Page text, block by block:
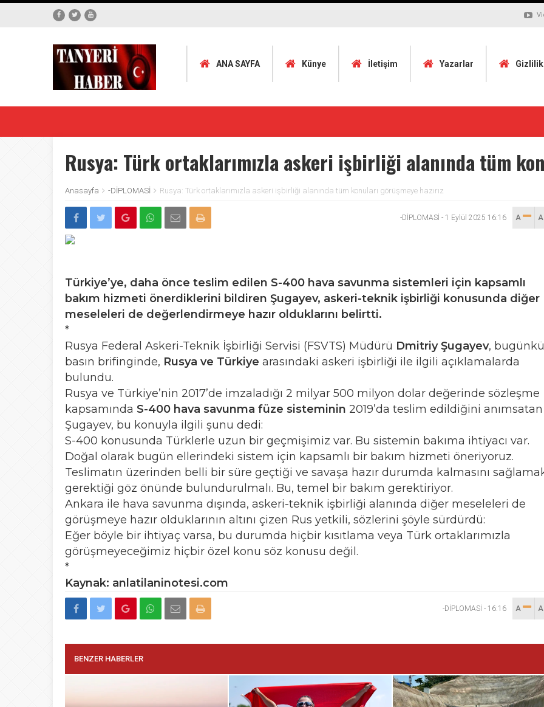
ANA SAYFA Künye İletişim Yazarlar
Rusya: Türk ortaklarımızla askeri işbirliği alanında tüm
Anasayfa -DİPLOMASİ Rusya: Türk ortaklarımızla askeri işbirliği alanında tüm konuları görüşmeye hazırız
-DİPLOMASİ - 1 Eylül 2025 16:16 A
Türkiye’ye, daha önce teslim edilen S-400 hava savunma sistemleri için kapsamlı
bakım hizmeti önerdiklerini bildiren Şugayev, askeri-teknik işbirliği konusunda diğer
meseleleri de değerlendirmeye hazır olduklarını belirtti.
*
Rusya Federal Askeri-Teknik İşbirliği Servisi (FSVTS) Müdürü Dmitriy Şugayev, bugünkü
basın brifinginde, Rusya ve Türkiye arasındaki askeri işbirliği ile ilgili açıklamalarda
bulundu.
Rusya ve Türkiye’nin 2017’de imzaladığı 2 milyar 500 milyon dolar değerinde sözleşme
kapsamında S-400 hava savunma füze sisteminin 2019’da teslim edildiğini anımsatan
Şugayev, bu konuyla ilgili şunu dedi:
S-400 konusunda Türklerle uzun bir geçmişimiz var. Bu sistemin bakıma ihtiyacı var.
Doğal olarak bugün ellerindeki sistem için kapsamlı bir bakım hizmeti öneriyoruz.
Teslimatın üzerinden belli bir süre geçtiği ve savaşa hazır durumda kalmasını
gerektiği göz önünde bulundurulmalı. Bu, temel bir bakım gerektiriyor.
Ankara ile hava savunma dışında, askeri-teknik işbirliği alanında diğer meseleleri de
görüşmeye hazır olduklarının altını çizen Rus yetkili, sözlerini şöyle sürdürdü:
Eğer böyle bir ihtiyaç varsa, bu durumda hiçbir kısıtlama veya Türk ortaklarımızla
görüşmeyeceğimiz hiçbir özel konu söz konusu değil.
*
Kaynak: anlatilaninotesi.com
-DİPLOMASİ - 16:16 A
BENZER HABERLER